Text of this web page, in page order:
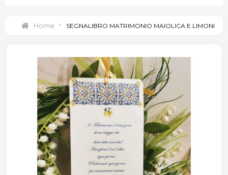
Home > SEGNALIBRO MATRIMONIO MAIOLICA E LIMONI